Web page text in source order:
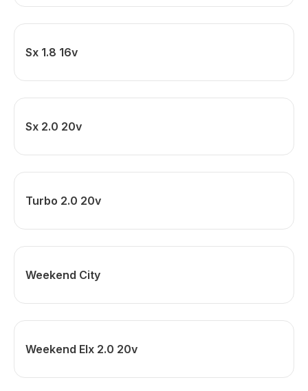
Sx 1.8 16v
Sx 2.0 20v
Turbo 2.0 20v
Weekend City
Weekend Elx 2.0 20v